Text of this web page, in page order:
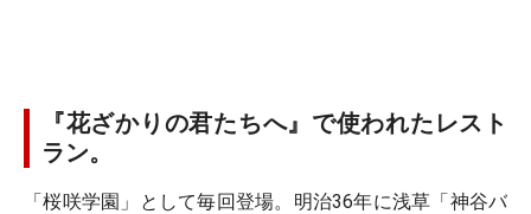
『花ざかりの君たちへ』で使われたレスト
ラン。
「桜咲学園」として毎回登場。明治36年に浅草「神谷バ